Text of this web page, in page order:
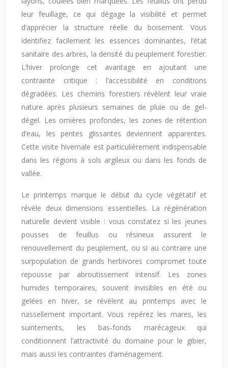
leur feuillage, ce qui dégage la visibilité et permet
d’apprécier la structure réelle du boisement. Vous
identifiez facilement les essences dominantes, l’état
sanitaire des arbres, la densité du peuplement forestier.
L’hiver prolonge cet avantage en ajoutant une
contrainte critique : l’accessibilité en conditions
dégradées. Les chemins forestiers révèlent leur vraie
nature après plusieurs semaines de pluie ou de gel-
dégel. Les ornières profondes, les zones de rétention
d’eau, les pentes glissantes deviennent apparentes.
Cette visite hivernale est particulièrement indispensable
dans les régions à sols argileux ou dans les fonds de
vallée.
Le printemps marque le début du cycle végétatif et
révèle deux dimensions essentielles. La régénération
naturelle devient visible : vous constatez si les jeunes
pousses de feuillus ou résineux assurent le
renouvellement du peuplement, ou si au contraire une
surpopulation de grands herbivores compromet toute
repousse par abroutissement intensif. Les zones
humides temporaires, souvent invisibles en été ou
gelées en hiver, se révèlent au printemps avec le
ruissellement important. Vous repérez les mares, les
suintements, les bas-fonds marécageux qui
conditionnent l’attractivité du domaine pour le gibier,
mais aussi les contraintes d’aménagement.